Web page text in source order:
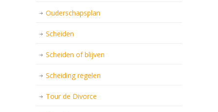
Ouderschapsplan
Scheiden
Scheiden of blijven
Scheiding regelen
Tour de Divorce